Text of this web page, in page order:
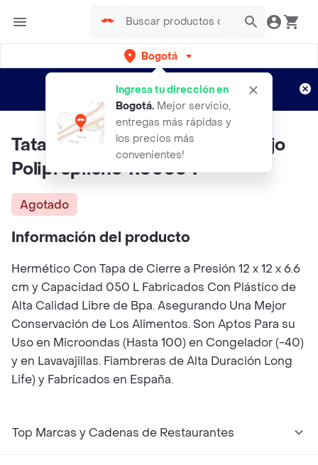
Bogotá
Ingresa tu dirección en
Bogotá. Mejor servicio,
entregas más rápidas y
los precios más
convenientes!
envíos gratis por semanas
Aplican TyC
Tatay Contenedor Redondo Rojo
Polipropileno 1160604
Agotado
Información del producto
Hermético Con Tapa de Cierre a Presión 12 x 12 x 6.6
cm y Capacidad 050 L Fabricados Con Plástico de
Alta Calidad Libre de Bpa. Asegurando Una Mejor
Conservación de Los Alimentos. Son Aptos Para su
Uso en Microondas (Hasta 100) en Congelador (-40)
y en Lavavajillas. Fiambreras de Alta Duración Long
Life) y Fabricados en España.
Top Marcas y Cadenas de Restaurantes